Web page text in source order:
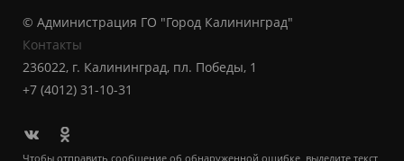
© Администрация ГО "Город Калининград"
Контакты
236022, г. Калининград, пл. Победы, 1
+7 (4012) 31-10-31
Чтобы отправить сообщение об обнаруженной ошибке, выделите текст